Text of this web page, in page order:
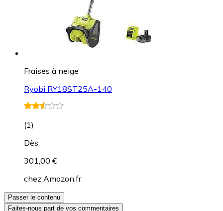
Fraises à neige
Ryobi RY18ST25A-140
(1)
Dès
301,00 €
chez Amazon.fr
Passer le contenu
Faites-nous part de vos commentaires